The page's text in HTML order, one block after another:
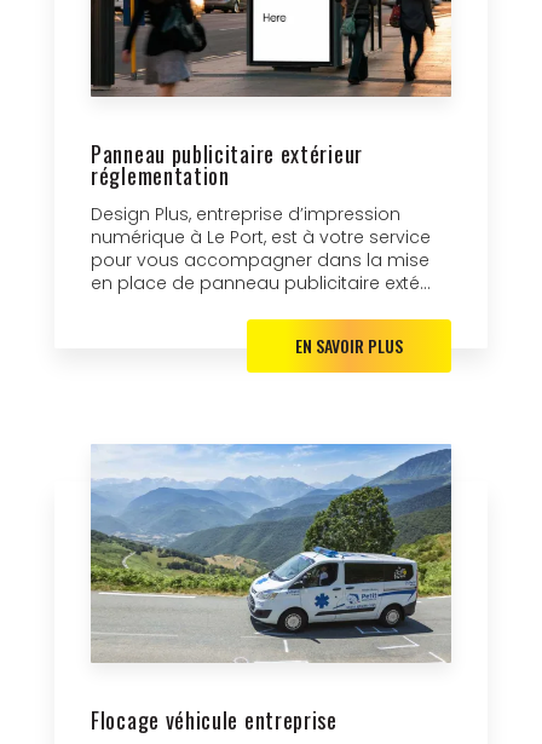
Panneau publicitaire extérieur
réglementation
Design Plus, entreprise d’impression
numérique à Le Port, est à votre service
pour vous accompagner dans la mise
en place de panneau publicitaire exté...
EN SAVOIR PLUS
Flocage véhicule entreprise